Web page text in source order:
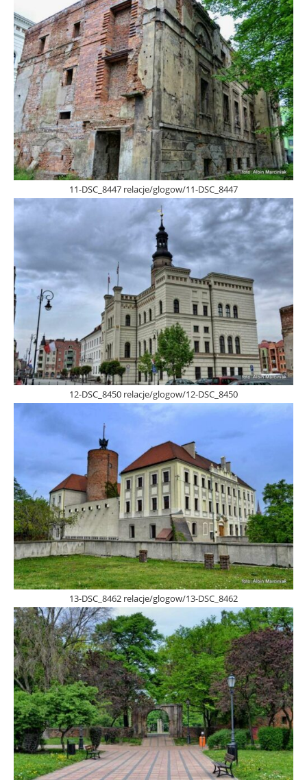
11-DSC_8447 relacje/glogow/11-DSC_8447
12-DSC_8450 relacje/glogow/12-DSC_8450
13-DSC_8462 relacje/glogow/13-DSC_8462